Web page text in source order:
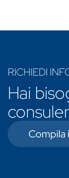
RICHIEDI
Hai
Compila